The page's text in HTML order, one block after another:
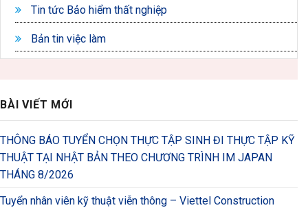
Tin tức Bảo hiểm thất nghiệp
Bản tin việc làm
BÀI VIẾT MỚI
THÔNG BÁO TUYỂN CHỌN THỰC TẬP SINH ĐI THỰC TẬP KỸ
THUẬT TẠI NHẬT BẢN THEO CHƯƠNG TRÌNH IM JAPAN
THÁNG 8/2026
Tuyển nhân viên kỹ thuật viễn thông – Viettel Construction